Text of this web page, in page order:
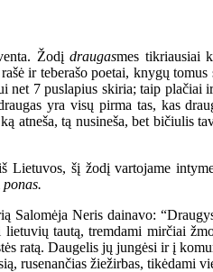
Žodįdraugasmes tikriausiai
ir teberašo poetai, knygų
7 puslapius skiria; taip plačiai
yra visų pirma tas, kas
tą nusineša, bet bičiulis
Lietuvos, šį žodį vartojame
ponas.
Neris dainavo:
tautą, tremdami mirčiai
Daugelis jų jungėsi ir į
rusenančias žiežirbas, tikėdami